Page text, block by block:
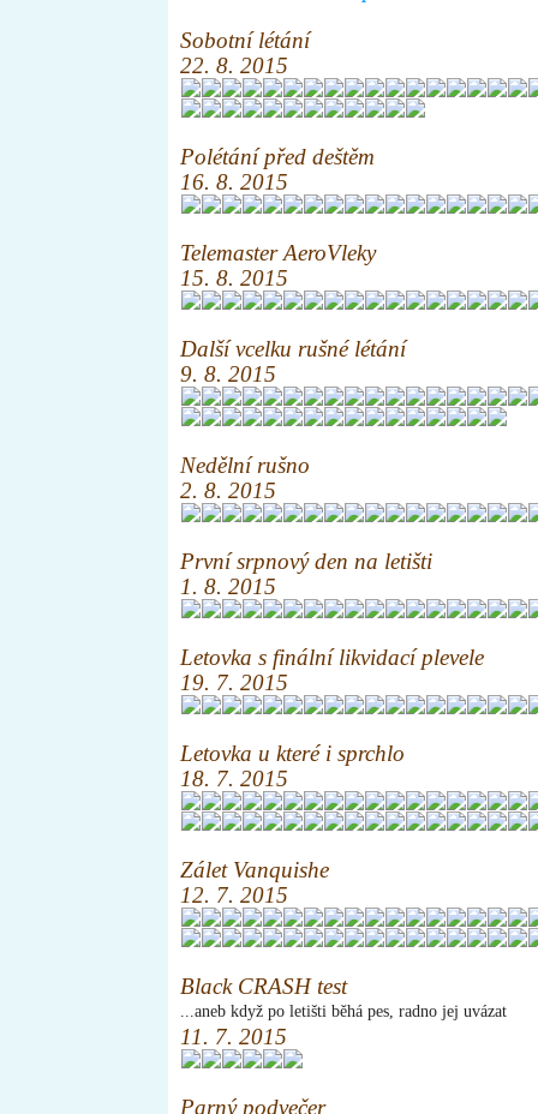
Sobotní létání
22. 8. 2015
Polétání před deštěm
16. 8. 2015
Telemaster AeroVleky
15. 8. 2015
Další vcelku rušné létání
9. 8. 2015
Nedělní rušno
2. 8. 2015
První srpnový den na letišti
1. 8. 2015
Letovka s finální likvidací plevele
19. 7. 2015
Letovka u které i sprchlo
18. 7. 2015
Zálet Vanquishe
12. 7. 2015
Black CRASH test
...aneb když po letišti běhá pes, radno jej uvázat
11. 7. 2015
Parný podvečer